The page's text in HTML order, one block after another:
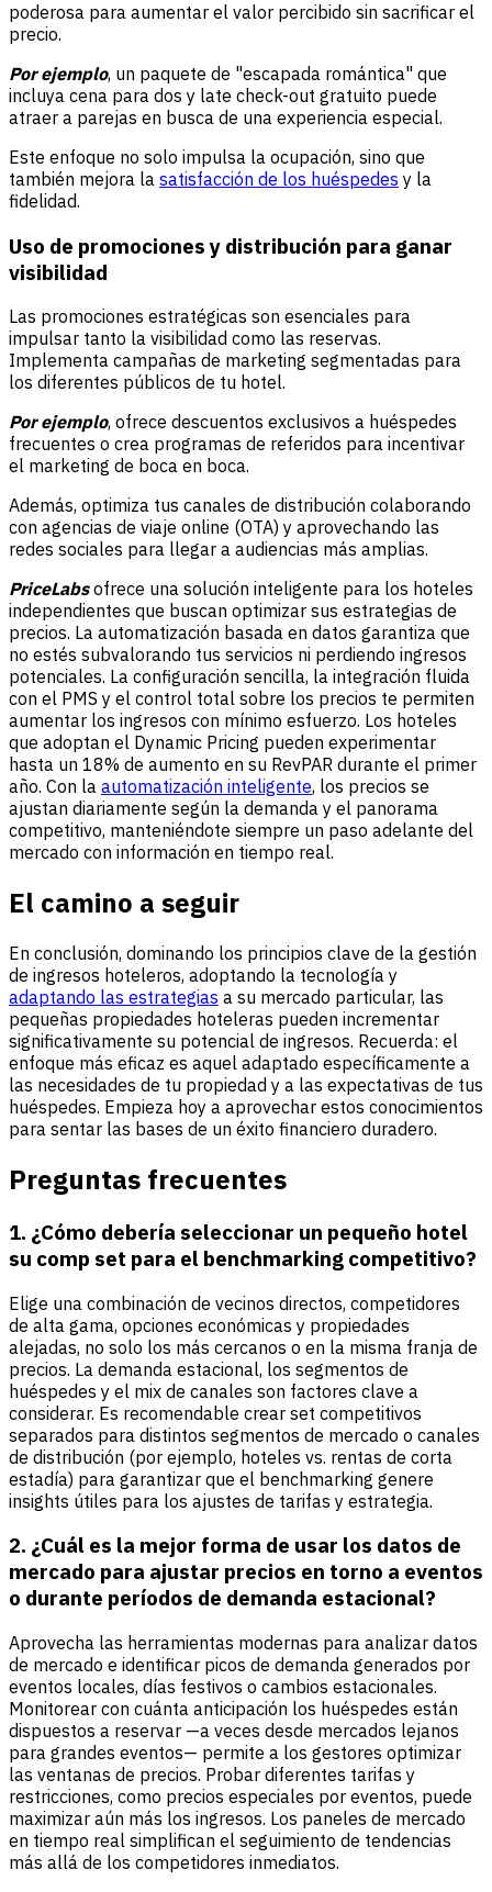
poderosa para aumentar el valor percibido sin sacrificar el
precio.
Por ejemplo, un paquete de "escapada romántica" que
incluya cena para dos y late check-out gratuito puede
atraer a parejas en busca de una experiencia especial.
Este enfoque no solo impulsa la ocupación, sino que
también mejora la satisfacción de los huéspedes y la
fidelidad.
Uso de promociones y distribución para ganar
visibilidad
Las promociones estratégicas son esenciales para
impulsar tanto la visibilidad como las reservas.
Implementa campañas de marketing segmentadas para
los diferentes públicos de tu hotel.
Por ejemplo, ofrece descuentos exclusivos a huéspedes
frecuentes o crea programas de referidos para incentivar
el marketing de boca en boca.
Además, optimiza tus canales de distribución colaborando
con agencias de viaje online (OTA) y aprovechando las
redes sociales para llegar a audiencias más amplias.
PriceLabsofrece una solución inteligente para los hoteles
independientes que buscan optimizar sus estrategias de
precios. La automatización basada en datos garantiza que
no estés subvalorando tus servicios ni perdiendo ingresos
potenciales. La configuración sencilla, la integración fluida
con el PMS y el control total sobre los precios te permiten
aumentar los ingresos con mínimo esfuerzo. Los hoteles
que adoptan el Dynamic Pricing pueden experimentar
hasta un 18% de aumento en su RevPAR durante el primer
año. Con la automatización inteligente, los precios se
ajustan diariamente según la demanda y el panorama
competitivo, manteniéndote siempre un paso adelante del
mercado con información en tiempo real.
El camino a seguir
En conclusión, dominando los principios clave de la gestión
de ingresos hoteleros, adoptando la tecnología y
adaptando las estrategias a su mercado particular, las
pequeñas propiedades hoteleras pueden incrementar
significativamente su potencial de ingresos. Recuerda: el
enfoque más eficaz es aquel adaptado específicamente a
las necesidades de tu propiedad y a las expectativas de tus
huéspedes. Empieza hoy a aprovechar estos conocimientos
para sentar las bases de un éxito financiero duradero.
Preguntas frecuentes
1. ¿Cómo debería seleccionar un pequeño hotel
su comp set para el benchmarking competitivo?
Elige una combinación de vecinos directos, competidores
de alta gama, opciones económicas y propiedades
alejadas, no solo los más cercanos o en la misma franja de
precios. La demanda estacional, los segmentos de
huéspedes y el mix de canales son factores clave a
considerar. Es recomendable crear set competitivos
separados para distintos segmentos de mercado o canales
de distribución (por ejemplo, hoteles vs. rentas de corta
estadía) para garantizar que el benchmarking genere
insights útiles para los ajustes de tarifas y estrategia.
2. ¿Cuál es la mejor forma de usar los datos de
mercado para ajustar precios en torno a eventos
o durante períodos de demanda estacional?
Aprovecha las herramientas modernas para analizar datos
de mercado e identificar picos de demanda generados por
eventos locales, días festivos o cambios estacionales.
Monitorear con cuánta anticipación los huéspedes están
dispuestos a reservar —a veces desde mercados lejanos
para grandes eventos— permite a los gestores optimizar
las ventanas de precios. Probar diferentes tarifas y
restricciones, como precios especiales por eventos, puede
maximizar aún más los ingresos. Los paneles de mercado
en tiempo real simplifican el seguimiento de tendencias
más allá de los competidores inmediatos.